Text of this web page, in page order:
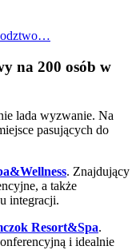
na 200 osób w
lada wyzwanie. Na
pasujących do
. Znajdujący
a także
integracji.
Resort&Spa.
i idealnie